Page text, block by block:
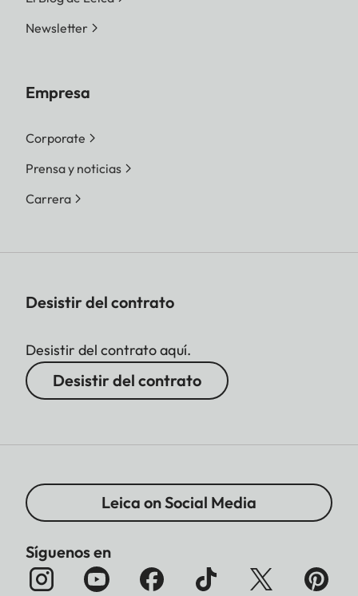
Newsletter
Empresa
Corporate
Prensa y noticias
Carrera
Desistir del contrato
Desistir del contrato aquí.
Desistir del contrato
Leica on Social Media
Síguenos en